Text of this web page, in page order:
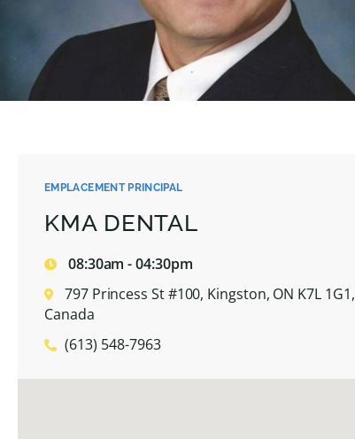
EMPLACEMENT PRINCIPAL
KMA DENTAL
08:30am - 04:30pm
797 Princess St #100, Kingston, ON K7L 1G1,
Canada
(613) 548-7963